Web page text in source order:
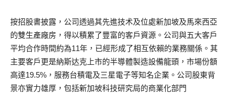
按招股書披露，公司透過其先進技术及位處新加坡及馬來西亞
的雙生產廠房，得以積累了豐富的客戶資源。公司與五大客戶
平均合作時間約為11年，已經形成了相互依賴的業務關係。其
主要客戶更是納斯达克上市的半導體製造設備龍頭，市場份額
高達19.5%，服務台積電及三星電子等知名企業。公司股東背
景亦實力雄厚，包括新加坡科技研究局的商業化部門